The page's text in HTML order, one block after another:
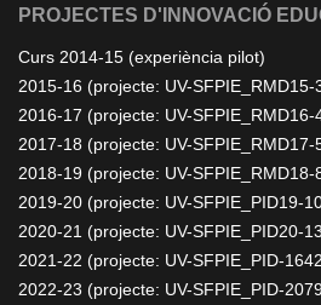
PROJECTES D'INNOVACIÓ
Curs 2014-15 (experiència pilot)
2015-16 (projecte: UV-SFPIE_RMD15-
2016-17 (projecte: UV-SFPIE_RMD16-
2017-18 (projecte: UV-SFPIE_RMD17-
2018-19 (projecte: UV-SFPIE_RMD18-
2019-20 (projecte: UV-SFPIE_PID19-
2020-21 (projecte: UV-SFPIE_PID20-
2021-22 (projecte: UV-SFPIE_PID-
2022-23 (projecte: UV-SFPIE_PID-